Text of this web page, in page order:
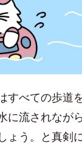
すべての歩道
に流されなが
ょう。と真剣